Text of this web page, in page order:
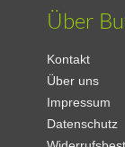
Über
Kontakt
Über uns
Impressum
Datenschutz